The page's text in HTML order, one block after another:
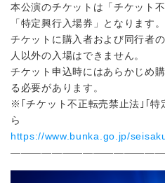
本公演のチケットは「チケット
「特定興行入場券」となります。
チケットに購入者および同行者
人以外の入場はできません。
チケット申込時にはあらかじめ
る必要があります。
※｢チケット不正転売禁止法｣｢特
ら
https://www.bunka.go.jp/